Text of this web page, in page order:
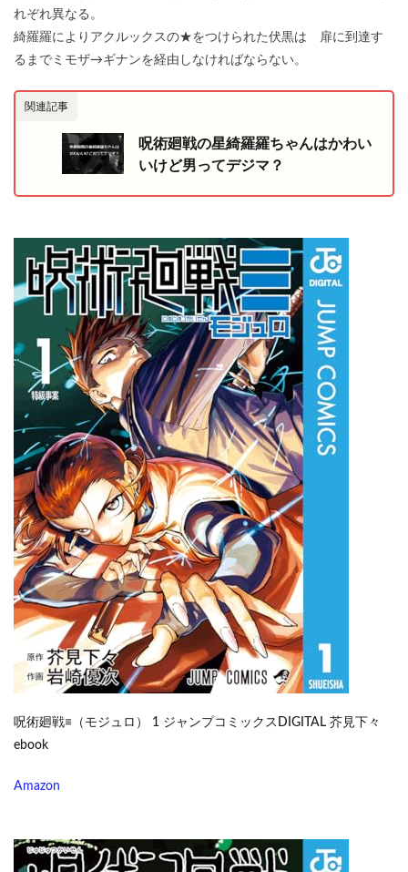
れぞれ異なる。
綺羅羅によりアクルックスの★をつけられた伏黒は 扉に到達す
るまでミモザ→ギナンを経由しなければならない。
関連記事
呪術廻戦の星綺羅羅ちゃんはかわい
いけど男ってデジマ？
呪術廻戦≡（モジュロ） 1 ジャンプコミックスDIGITAL 芥見下々
ebook
Amazon